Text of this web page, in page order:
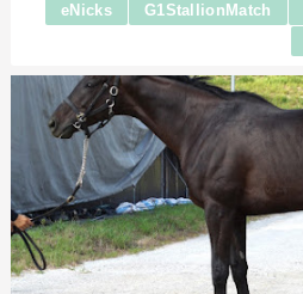
eNicks G1StallionMatch